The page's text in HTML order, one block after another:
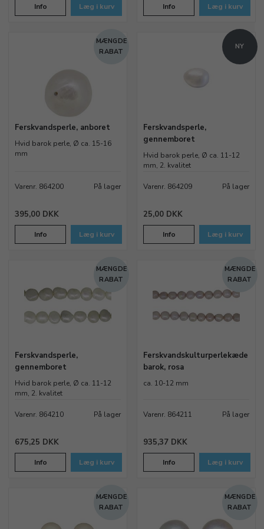
kan du finde dem hos os.
Info Læg i kurv Info Læg i kurv
MÆNGDE
RABAT
Ferskvandsperle, anboret
Hvid barok perle, Ø ca. 15-16
mm
Varenr. 864200 På lager
395,00 DKK
Info Læg i kurv
NY
Ferskvandsperle,
gennemboret
Hvid barok perle, Ø ca. 11-12
mm, 2. kvalitet
Varenr. 864209 På lager
25,00 DKK
Info Læg i kurv
MÆNGDE
RABAT
Ferskvandsperle,
gennemboret
Hvid barok perle, Ø ca. 11-12
mm, 2. kvalitet
Varenr. 864210 På lager
675,25 DKK
Info Læg i kurv
MÆNGDE
RABAT
Ferskvandskulturperlekæde
barok, rosa
ca. 10-12 mm
Varenr. 864211 På lager
935,37 DKK
Info Læg i kurv
MÆNGDE
RABAT
MÆNGDE
RABAT